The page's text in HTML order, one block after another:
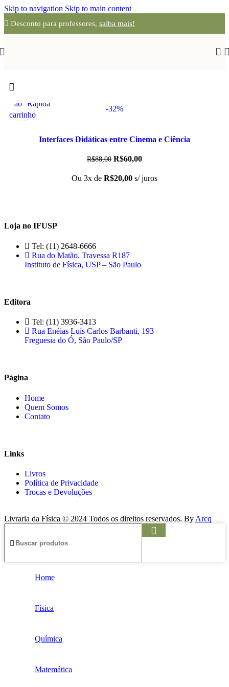
Skip to navigation Skip to main content
Desconto para professores, saiba mais!
0
-32%
Adicionar
ao
carrinho
Rápida
Interfaces Didáticas entre Cinema e Ciência
R$88,00 R$60,00
Ou 3x de R$20,00 s/ juros
Loja no IFUSP
Tel: (11) 2648-6666
Rua do Matão. Travessa R187
Instituto de Física, USP – São Paulo
Editora
Tel: (11) 3936-3413
Rua Enéias Luís Carlos Barbanti, 193
Freguesia do Ó, São Paulo/SP
Página
Home
Quem Somos
Contato
Links
Livros
Política de Privacidade
Trocas e Devoluções
Livraria da Física © 2024 Todos os direitos reservados. By Arcq
Home
Física
Química
Matemática